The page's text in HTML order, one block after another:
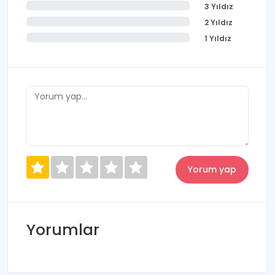
3 Yıldız
2 Yıldız
1 Yıldız
Yorumlar